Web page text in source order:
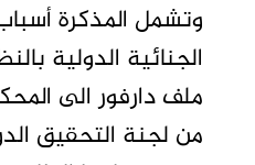
وتشمل المذكرة
الجنائية الدولية
من لجنة التحقيق